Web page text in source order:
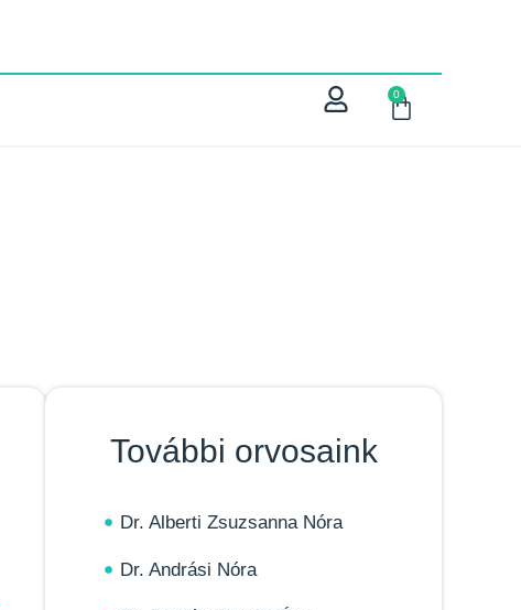
0
További orvosaink
Dr. Alberti Zsuzsanna Nóra
Dr. Andrási Nóra